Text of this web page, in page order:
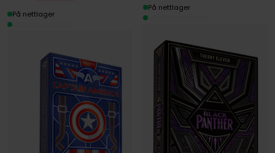
På nettlager
På nettlager